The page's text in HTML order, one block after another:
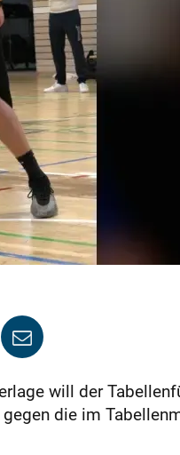
will der
die im